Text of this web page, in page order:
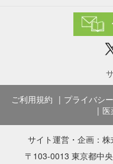
ご利用規約 プライバシ
サイト運営・企画： 株
〒103-0013 東京都中